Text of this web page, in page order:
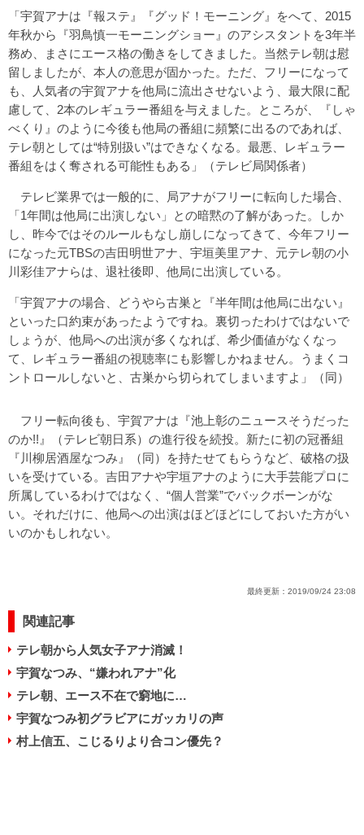
「宇賀アナは『報ステ』『グッド！モーニング』をへて、2015
年秋から『羽鳥慎一モーニングショー』のアシスタントを3年半
務め、まさにエース格の働きをしてきました。当然テレ朝は慰
留しましたが、本人の意思が固かった。ただ、フリーになって
も、人気者の宇賀アナを他局に流出させないよう、最大限に配
慮して、2本のレギュラー番組を与えました。ところが、『しゃ
べくり』のように今後も他局の番組に頻繁に出るのであれば、
テレ朝としては“特別扱い”はできなくなる。最悪、レギュラー
番組をはく奪される可能性もある」（テレビ局関係者）
テレビ業界では一般的に、局アナがフリーに転向した場合、
「1年間は他局に出演しない」との暗黙の了解があった。しか
し、昨今ではそのルールもなし崩しになってきて、今年フリー
になった元TBSの吉田明世アナ、宇垣美里アナ、元テレ朝の小
川彩佳アナらは、退社後即、他局に出演している。
「宇賀アナの場合、どうやら古巣と『半年間は他局に出ない』
といった口約束があったようですね。裏切ったわけではないで
しょうが、他局への出演が多くなれば、希少価値がなくなっ
て、レギュラー番組の視聴率にも影響しかねません。うまくコ
ントロールしないと、古巣から切られてしまいますよ」（同）
フリー転向後も、宇賀アナは『池上彰のニュースそうだった
のか!!』（テレビ朝日系）の進行役を続投。新たに初の冠番組
『川柳居酒屋なつみ』（同）を持たせてもらうなど、破格の扱
いを受けている。吉田アナや宇垣アナのように大手芸能プロに
所属しているわけではなく、“個人営業”でバックボーンがな
い。それだけに、他局への出演はほどほどにしておいた方がい
いのかもしれない。
最終更新： 2019/09/24 23:08
関連記事
テレ朝から人気女子アナ消滅！
宇賀なつみ、“嫌われアナ”化
テレ朝、エース不在で窮地に…
宇賀なつみ初グラビアにガッカリの声
村上信五、こじるりより合コン優先？